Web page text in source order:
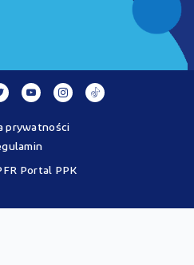
Portal PPK
prywatności
PFR Portal PPK sp. z o.o., spółkę